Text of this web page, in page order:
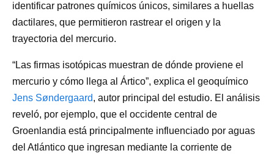
identificar patrones químicos únicos, similares a huellas
dactilares, que permitieron rastrear el origen y la
trayectoria del mercurio.
“Las firmas isotópicas muestran de dónde proviene el
mercurio y cómo llega al Ártico”, explica el geoquímico
Jens Søndergaard, autor principal del estudio. El análisis
reveló, por ejemplo, que el occidente central de
Groenlandia está principalmente influenciado por aguas
del Atlántico que ingresan mediante la corriente de